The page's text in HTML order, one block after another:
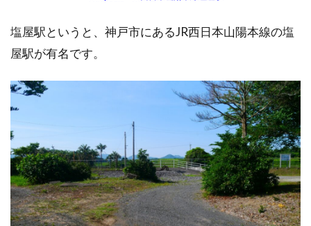
塩屋駅というと、神戸市にあるJR西日本山陽本線の塩
屋駅が有名です。